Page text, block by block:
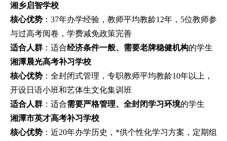
湘乡启智学校
核心优势 ：37年办学经验，教师平均教龄12年，5位教师参
与过高考阅卷，学费减免政策完善
适合人群 ：适合经济条件一般、需要老牌稳健机构的学生
湘潭晨光高考补习学校
核心优势 ：全封闭式管理，专职教师平均教龄10年以上，
开设日语小班和艺体生文化集训班
适合人群 ：适合需要严格管理、全封闭学习环境的学生
湘潭市英才高考补习学校
核心优势 ：近20年办学历史，*供个性化学习方案，定期组